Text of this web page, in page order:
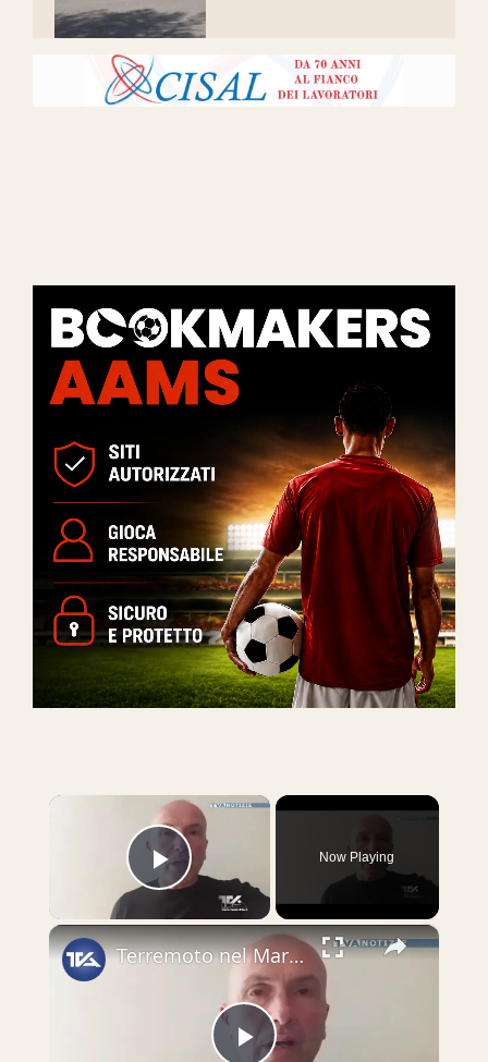
×
Play Video
Now Playing
×
Terremoto nel Mar Jonio, magnitudo 4.8. Avvertito nella Sicilia Orientale. Barbagallo: "Investire ne